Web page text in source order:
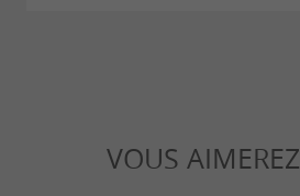
VOUS AIMEREZ